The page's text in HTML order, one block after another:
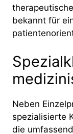
bekannt für
Neben
spezialisierte
die